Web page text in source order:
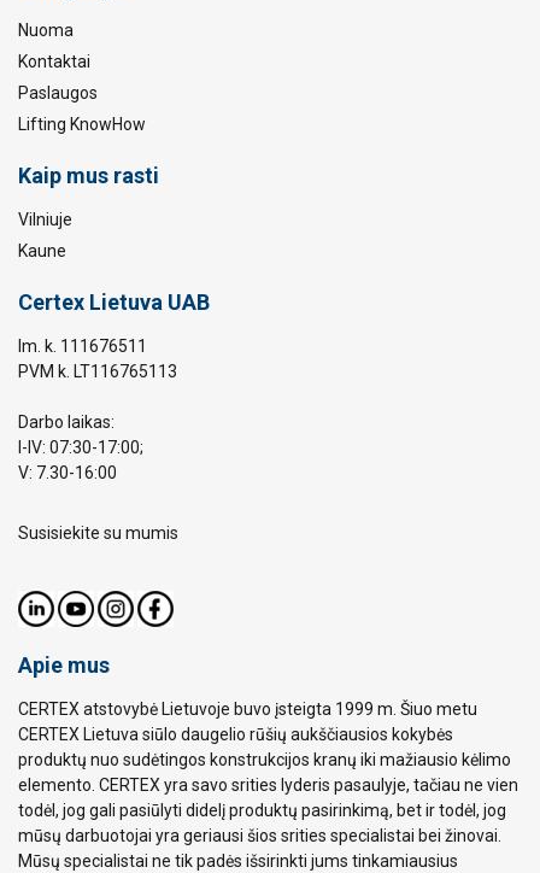
Nuoma
Kontaktai
Paslaugos
Lifting KnowHow
Kaip mus rasti
Vilniuje
Kaune
Certex Lietuva UAB
Im. k. 111676511
PVM k. LT116765113
Darbo laikas:
I-IV: 07:30-17:00;
V: 7.30-16:00
Susisiekite su mumis
Apie mus
CERTEX atstovybė Lietuvoje buvo įsteigta 1999 m. Šiuo metu
CERTEX Lietuva siūlo daugelio rūšių aukščiausios kokybės
produktų nuo sudėtingos konstrukcijos kranų iki mažiausio kėlimo
elemento. CERTEX yra savo srities lyderis pasaulyje, tačiau ne vien
todėl, jog gali pasiūlyti didelį produktų pasirinkimą, bet ir todėl, jog
mūsų darbuotojai yra geriausi šios srities specialistai bei žinovai.
Mūsų specialistai ne tik padės išsirinkti jums tinkamiausius